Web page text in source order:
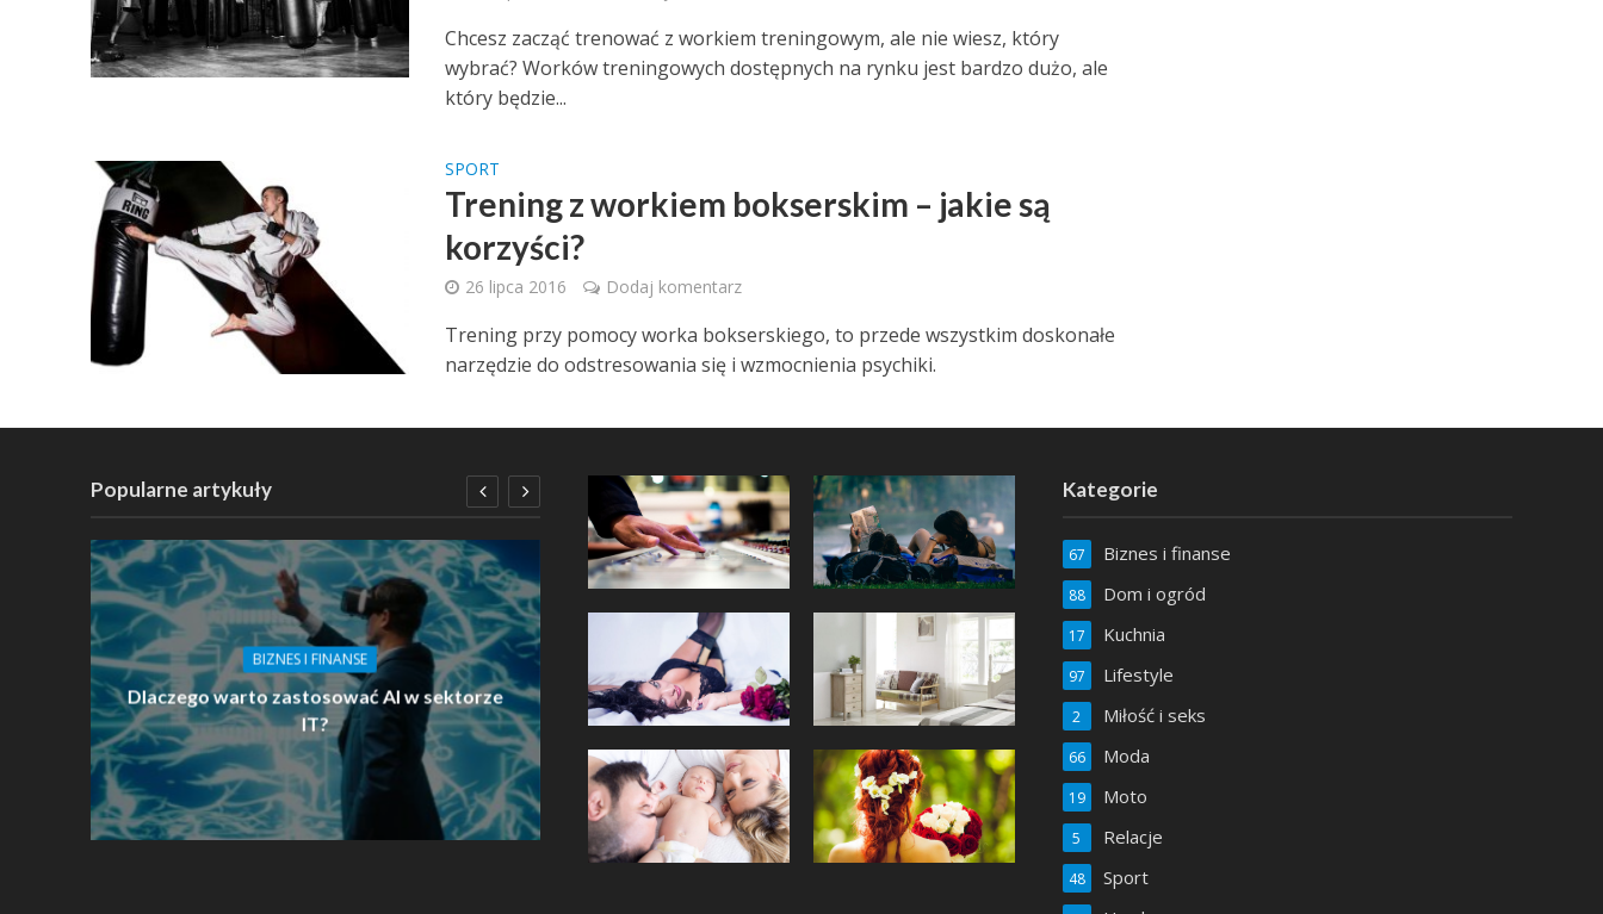
Chcesz zacząć trenować z workiem treningowym, ale nie wiesz, który
wybrać? Worków treningowych dostępnych na rynku jest bardzo dużo, ale
który będzie...
SPORT
Trening z workiem bokserskim – jakie są
korzyści?
26 lipca 2016 Dodaj komentarz
Trening przy pomocy worka bokserskiego, to przede wszystkim doskonałe
narzędzie do odstresowania się i wzmocnienia psychiki.
Popularne artykuły
BIZNES I FINANSE
Dlaczego warto zastosować AI w sektorze
IT?
URODA
Co to jest baza kauczukowa i jak jej używać?
Konto maklerskie – jakie będzie dla nas
Kategorie
Biznes i finanse
67
Dom i ogród
88
Kuchnia
17
Lifestyle
97
Miłość i seks
2
Moda
66
Moto
19
Relacje
5
Sport
48